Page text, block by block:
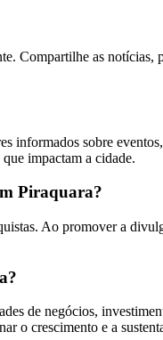
Compartilhe as notícias,
sobre
impactam a cidade.
Piraquara?
Ao promover a
de negócios,
o crescimento e a